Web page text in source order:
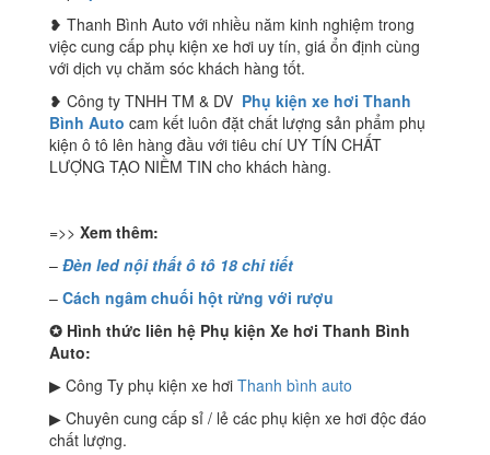
❥ Thanh Bình Auto với nhiều năm kinh nghiệm trong
việc cung cấp phụ kiện xe hơi uy tín, giá ổn định cùng
với dịch vụ chăm sóc khách hàng tốt.
❥ Công ty TNHH TM & DV Phụ kiện xe hơi Thanh
Bình Auto cam kết luôn đặt chất lượng sản phẩm phụ
kiện ô tô lên hàng đầu với tiêu chí UY TÍN CHẤT
LƯỢNG TẠO NIỀM TIN cho khách hàng.
=>> Xem thêm:
– Đèn led nội thất ô tô 18 chi tiết
– Cách ngâm chuối hột rừng với rượu
✪ Hình thức liên hệ Phụ kiện Xe hơi Thanh Bình
Auto:
▶ Công Ty phụ kiện xe hơi Thanh bình auto
▶ Chuyên cung cấp sỉ / lẻ các phụ kiện xe hơi độc đáo
chất lượng.